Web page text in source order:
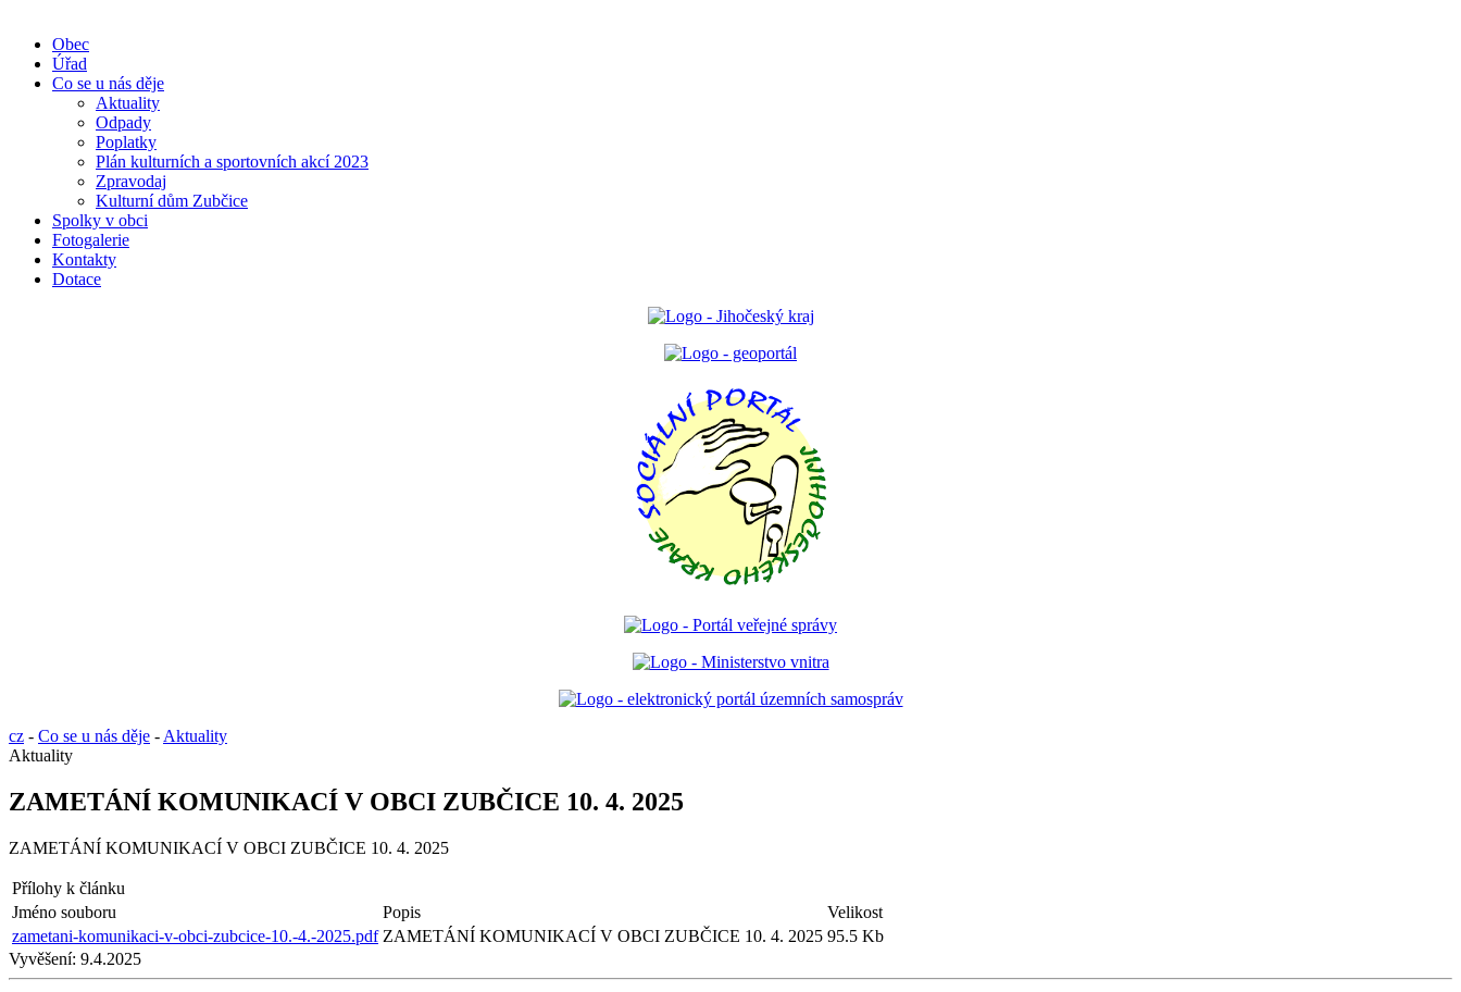
Obec
Úřad
Co se u nás děje
Aktuality
Odpady
Poplatky
Plán kulturních a sportovních akcí 2023
Zpravodaj
Kulturní dům Zubčice
Spolky v obci
Fotogalerie
Kontakty
Dotace
cz - Co se u nás děje - Aktuality
Aktuality
ZAMETÁNÍ KOMUNIKACÍ V OBCI ZUBČICE 10. 4. 2025
ZAMETÁNÍ KOMUNIKACÍ V OBCI ZUBČICE 10. 4. 2025
Přílohy k článku
Jméno souboru
Popis
Velikost
zametani-komunikaci-v-obci-zubcice-10.-4.-2025.pdf ZAMETÁNÍ KOMUNIKACÍ V OBCI ZUBČICE 10. 4. 2025 95.5 Kb
Vyvěšení: 9.4.2025